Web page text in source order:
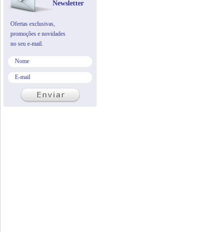
Newsletter
Ofertas exclusivas,
promoções e novidades
no seu e-mail.